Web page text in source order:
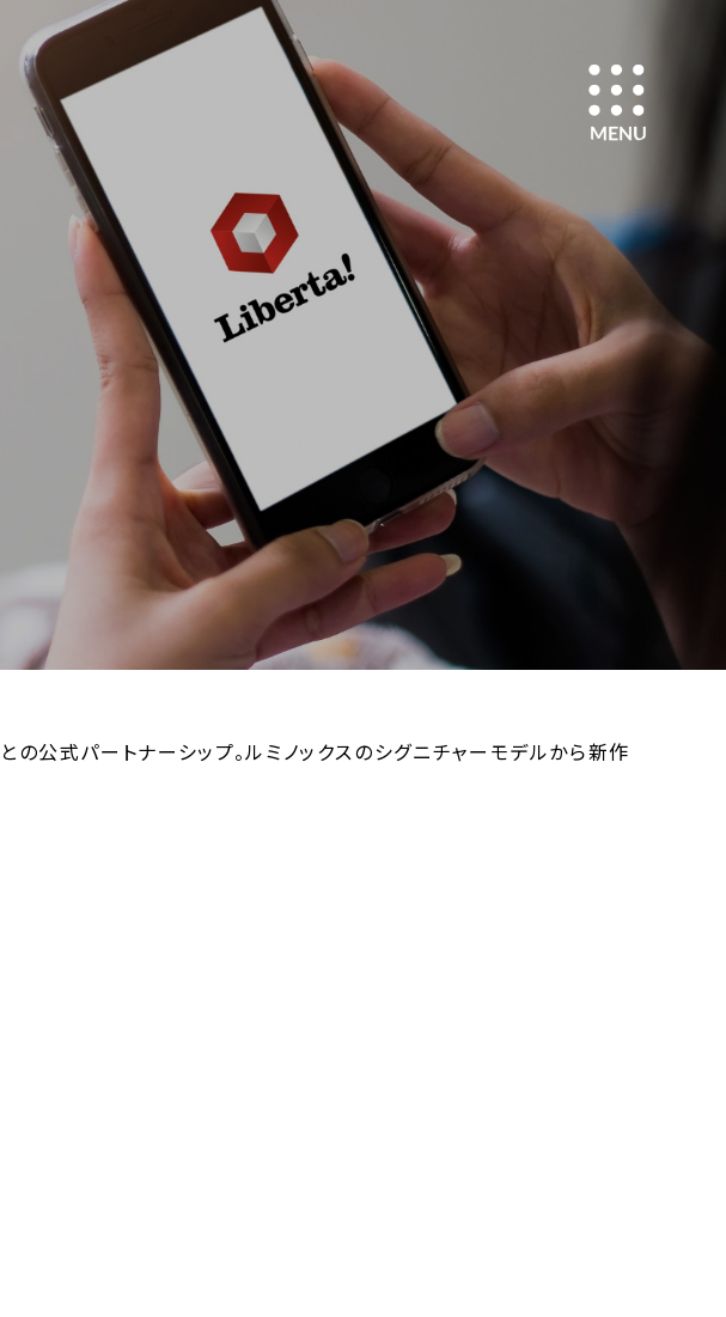
公式パートナーシップ。ルミノックスのシグニチャーモデルから新作